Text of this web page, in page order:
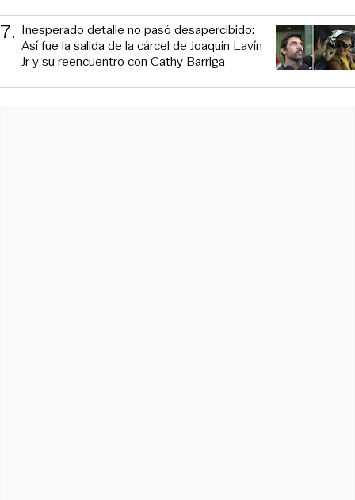
7. Inesperado detalle no pasó desapercibido:
Así fue la salida de la cárcel de Joaquín Lavín
Jr y su reencuentro con Cathy Barriga